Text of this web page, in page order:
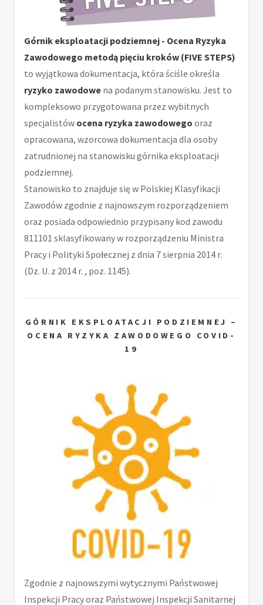
Górnik eksploatacji podziemnej - Ocena Ryzyka
Zawodowego metodą pięciu kroków (FIVE STEPS)
to wyjątkowa dokumentacja, która ściśle określa
ryzyko zawodowe na podanym stanowisku. Jest to
kompleksowo przygotowana przez wybitnych
specjalistów ocena ryzyka zawodowego oraz
opracowana, wzorcowa dokumentacja dla osoby
zatrudnionej na stanowisku górnika eksploatacji
podziemnej.
Stanowisko to znajduje się w Polskiej Klasyfikacji
Zawodów zgodnie z najnowszym rozporządzeniem
oraz posiada odpowiednio przypisany kod zawodu
811101 sklasyfikowany w rozporządzeniu Ministra
Pracy i Polityki Społecznej z dnia 7 sierpnia 2014 r.
(Dz. U. z 2014 r. , poz. 1145).
GÓRNIK EKSPLOATACJI PODZIEMNEJ –
OCENA RYZYKA ZAWODOWEGO COVID-
19
Zgodnie z najnowszymi wytycznymi Państwowej
Inspekcji Pracy oraz Państwowej Inspekcji Sanitarnej